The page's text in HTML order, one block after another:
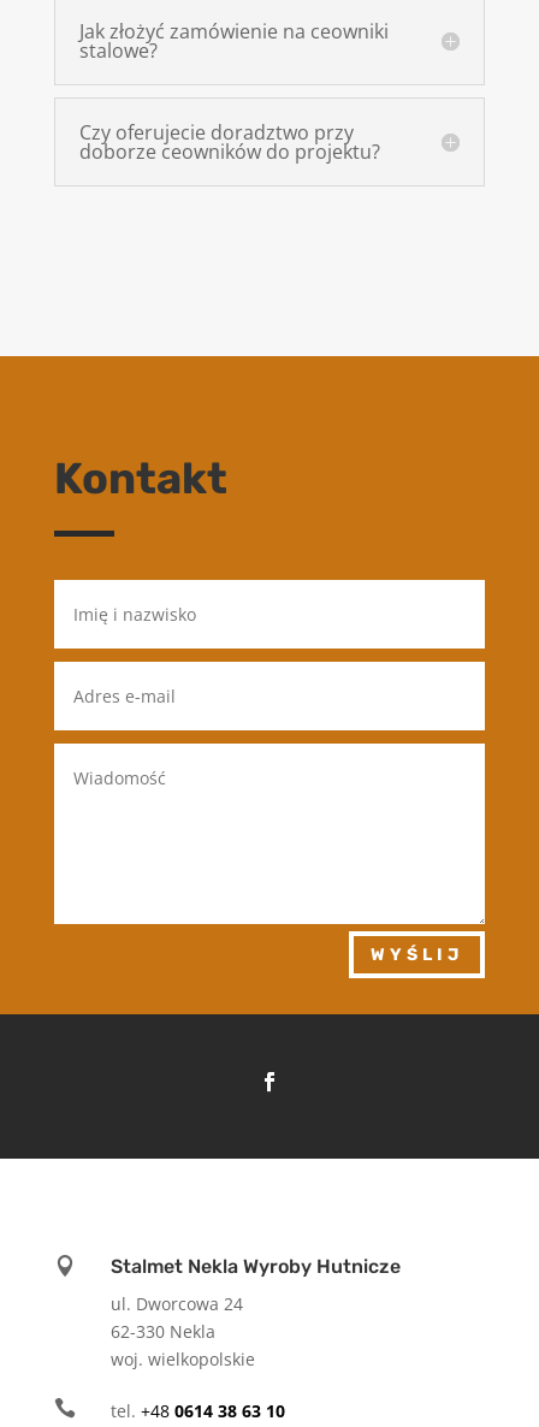
Jak złożyć zamówienie na ceowniki
stalowe?
Czy oferujecie doradztwo przy
doborze ceowników do projektu?
Kontakt
WYŚLIJ

Stalmet Nekla Wyroby Hutnicze
ul. Dworcowa 24
62-330 Nekla
woj. wielkopolskie
 tel. +48 0614 38 63 10